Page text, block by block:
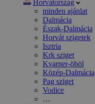
Horvátország
minden ajánlat
Dalmácia
Észak-Dalmácia
Horvát szigetek
Isztria
Krk sziget
Kvarner-öböl
Közép-Dalmácia
Pag sziget
Vodice
…